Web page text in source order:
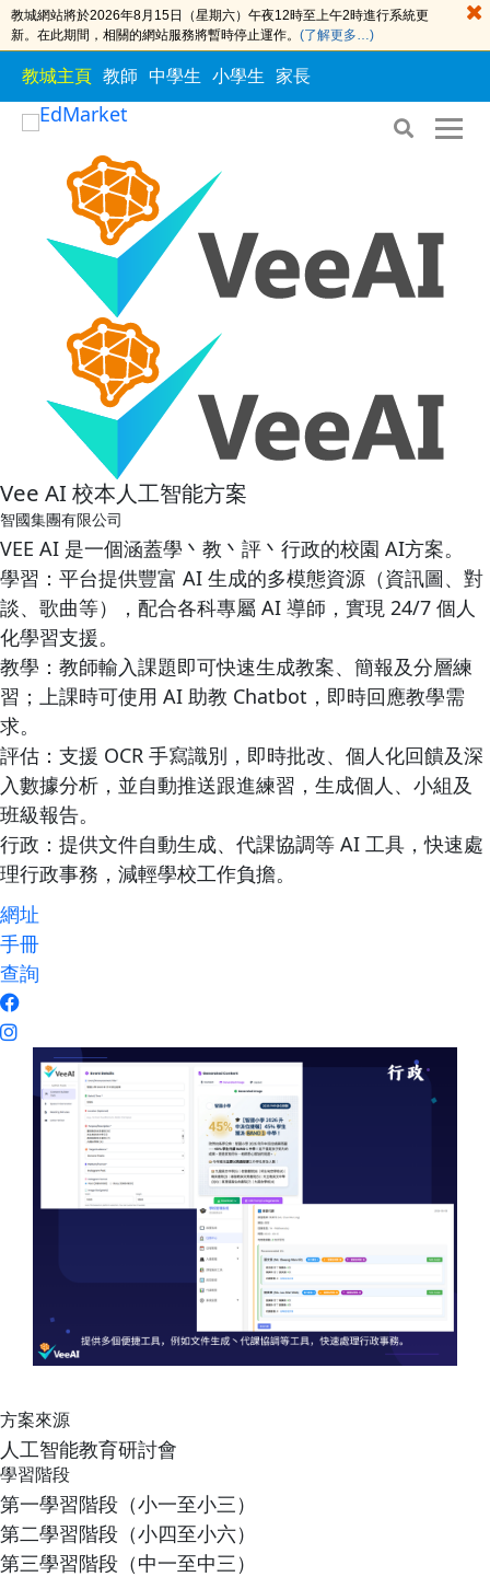
教城網站將於2026年8月15日（星期六）午夜12時至上午2時進行系統更
新。在此期間，相關的網站服務將暫時停止運作。 (了解更多…)
教城主頁 教師 中學生 小學生 家長
n
t
e
n
t
n
t
Vee AI 校本人工智能方案
智國集團有限公司
VEE AI 是一個涵蓋學丶教丶評丶行政的校園 AI方案。
學習：平台提供豐富 AI 生成的多模態資源（資訊圖、對
談、歌曲等），配合各科專屬 AI 導師，實現 24/7 個人
化學習支援。
教學：教師輸入課題即可快速生成教案、簡報及分層練
習；上課時可使用 AI 助教 Chatbot，即時回應教學需
求。
評估：支援 OCR 手寫識別，即時批改、個人化回饋及深
入數據分析，並自動推送跟進練習，生成個人、小組及
班級報告。
行政：提供文件自動生成、代課協調等 AI 工具，快速處
理行政事務，減輕學校工作負擔。
網址
手冊
查詢
方案來源
人工智能教育研討會
學習階段
第一學習階段（小一至小三）
第二學習階段（小四至小六）
第三學習階段（中一至中三）